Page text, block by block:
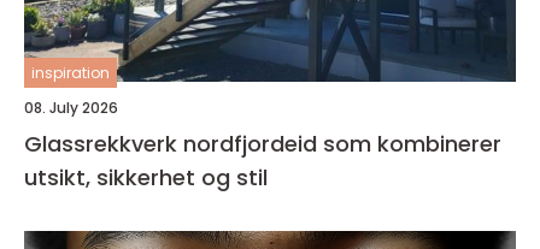
inspiration
08. July 2026
Glassrekkverk nordfjordeid som kombinerer
utsikt, sikkerhet og stil